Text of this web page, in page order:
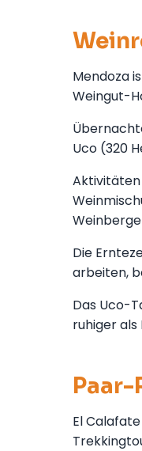
Mendoza
Weingut-
Uco (320
Aktivitäten
Die
arbeiten,
Das Uco-
ruhiger als
Paar-
El